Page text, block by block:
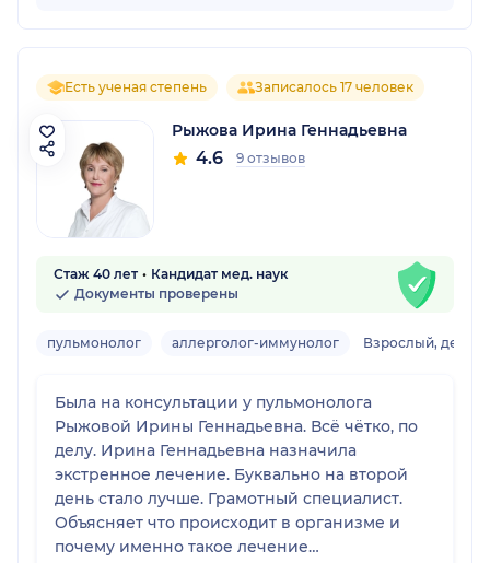
Есть ученая степень Записалось 17 человек
Рыжова Ирина Геннадьевна
4.6 9 отзывов
Стаж 40 лет
Кандидат мед. наук
Документы проверены
пульмонолог аллерголог-иммунолог Взрослый,
Была на консультации у пульмонолога
Рыжовой Ирины Геннадьевна. Всё чётко, по
делу. Ирина Геннадьевна назначила
экстренное лечение. Буквально на второй
день стало лучше. Грамотный специалист.
Объясняет что происходит в организме и
почему именно такое лечение